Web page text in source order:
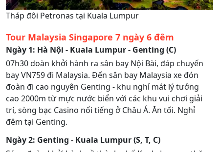
Tháp đôi Petronas tại Kuala Lumpur
Tour Malaysia Singapore 7 ngày 6 đêm
Ngày 1: Hà Nội - Kuala Lumpur - Genting (C)
07h30 doàn khởi hành ra sân bay Nội Bài, đáp chuyến
bay VN759 đi Malaysia. Đến sân bay Malaysia xe đón
đoàn đi cao nguyên Genting - khu nghỉ mát lý tưởng
cao 2000m từ mực nước biển với các khu vui chơi giải
trí, sòng bạc Casino nổi tiếng ở Châu Á. Ăn tối. Nghỉ
đêm tại Genting.
Ngày 2: Genting - Kuala Lumpur (S, T, C)